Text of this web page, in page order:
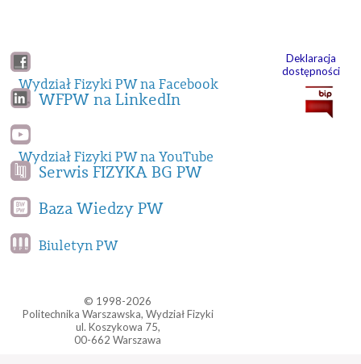
Wydział Fizyki PW na Facebook
WFPW na LinkedIn
Wydział Fizyki PW na YouTube
Serwis FIZYKA BG PW
Baza Wiedzy PW
Biuletyn PW
© 1998-2026
Politechnika Warszawska, Wydział Fizyki
ul. Koszykowa 75,
00-662 Warszawa
Deklaracja
dostępności